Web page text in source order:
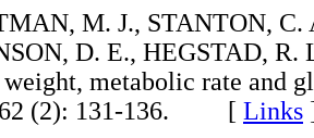
M. J., STANTON,
D. E., HEGSTAD, R.
metabolic rate and
(2): 131-136. [ Links